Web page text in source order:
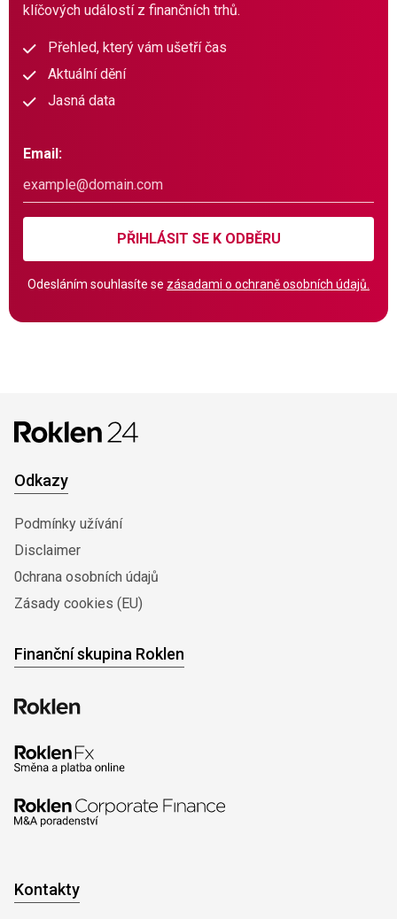
klíčových událostí z finančních trhů.
Přehled, který vám ušetří čas
Aktuální dění
Jasná data
Email:
PŘIHLÁSIT SE K ODBĚRU
Odesláním souhlasíte se zásadami o ochraně osobních údajů.
Odkazy
Podmínky užívání
Disclaimer
0chrana osobních údajů
Zásady cookies (EU)
Finanční skupina Roklen
Kontakty